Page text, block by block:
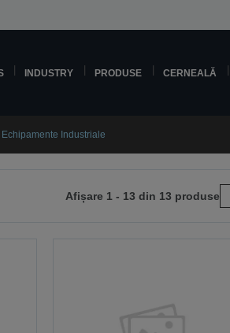
INDUSTRY PRODUSE CERNEALĂ
Industriale
Afișare 1 - 13 din 13 produse